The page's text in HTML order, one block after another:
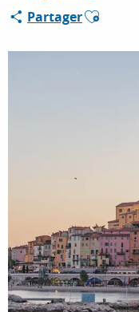
SÉJOURNER
PartagerAjouter